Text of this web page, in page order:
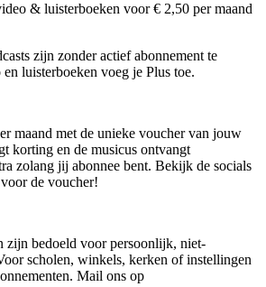
& luisterboeken voor € 2,50 per maand
zijn zonder actief abonnement te
luisterboeken voeg je Plus toe.
maand met de unieke voucher van jouw
korting en de musicus ontvangt
zolang jij abonnee bent. Bekijk de socials
de voucher!
zijn bedoeld voor persoonlijk, niet-
scholen, winkels, kerken of instellingen
Mail ons op